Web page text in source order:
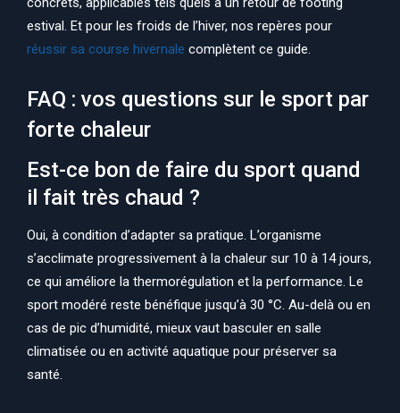
estival. Et pour les froids de l’hiver, nos repères pour
réussir sa course hivernale complètent ce guide.
FAQ : vos questions sur le sport par
forte chaleur
Est-ce bon de faire du sport quand
il fait très chaud ?
Oui, à condition d’adapter sa pratique. L’organisme
s’acclimate progressivement à la chaleur sur 10 à 14 jours,
ce qui améliore la thermorégulation et la performance. Le
sport modéré reste bénéfique jusqu’à 30 °C. Au-delà ou en
cas de pic d’humidité, mieux vaut basculer en salle
climatisée ou en activité aquatique pour préserver sa
santé.